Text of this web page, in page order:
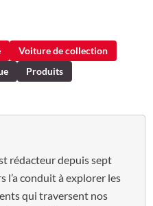
Voiture de collection
Produits
rédacteur depuis sept
l’a conduit à explorer les
qui traversent nos